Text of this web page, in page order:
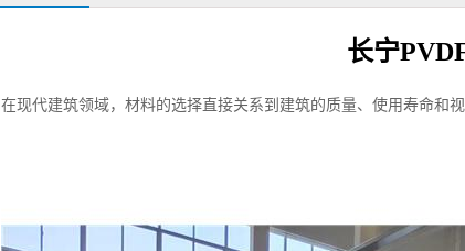
长宁
在现代建筑领域，材料的选择直接关系到建筑的质量、使用寿命和视